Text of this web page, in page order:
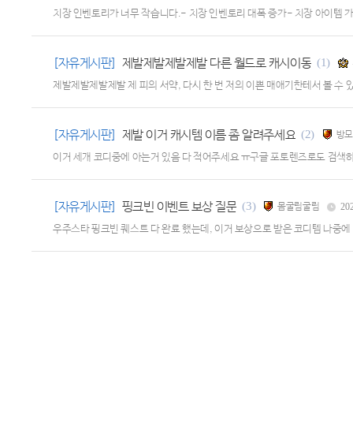
치장 인벤토리가 너무 작습니다.- 치장 인벤토리 대폭 증가- 치장 아이템
[자유게시판] 제발제발제발제발 다른 월드로 캐시이동 (1)
제발제발제발제발 제 피의 서약, 다시 한 번 저의 이쁜 매애기한테서 볼 수
[자유게시판] 제발 이거 캐시템 이름 좀 알려주세요 (2) 방
이거 세개 코디중에 아는거 있음 다 적어주세요 ㅠ구글 포토렌즈로도 검색
[자유게시판] 핑크빈 이벤트 보상 질문 (3) 몸굴림굴림
우주스타 핑크빈 퀘스트 다 완료 했는데, 이거 보상으로 받은 코디템 나중